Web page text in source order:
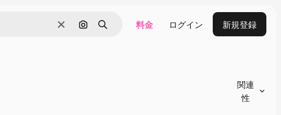
消去 画像で検索
検索 料金 ログイン 新規登録
関連
性